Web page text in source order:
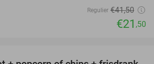
Regulier €41,50
€21 ,50